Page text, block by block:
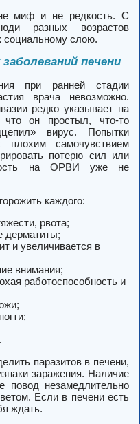
миф и не редкость. С
разных возрастов
социальному слою.
печени
при ранней стадии
врача невозможно.
редко указывает на
что он простыл, что-то
вирус. Попытки
плохим самочувствием
потерю сил или
на ОРВИ уже не
каждого:
рвота;
дерматиты;
и увеличивается в
внимания;
работоспособность и
паразитов в печени,
заражения. Наличие
повод незамедлительно
Если в печени есть
ждать.